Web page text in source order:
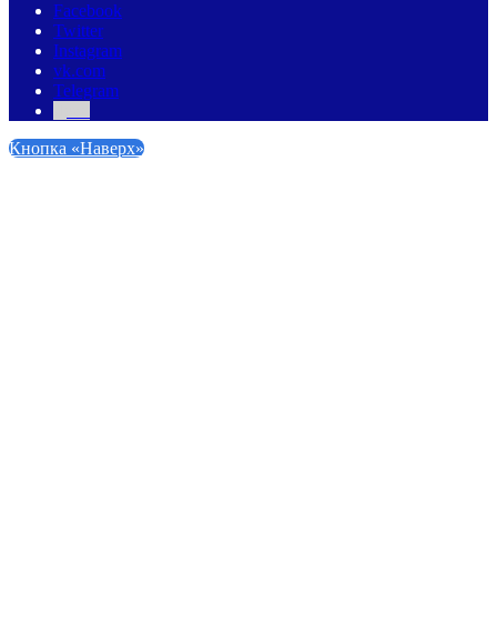
Facebook
Twitter
Instagram
vk.com
Telegram
Кнопка «Наверх»